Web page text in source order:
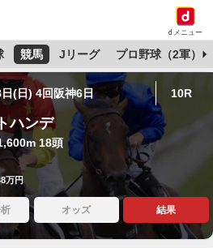
dメニュー
競馬 Jリーグ プロ野球（2軍）
(日) 4回阪神6日 10R
ハンデ
18頭
万円
オッズ 結果